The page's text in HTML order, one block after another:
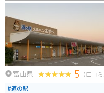
富山県 5 （口コミ
#道の駅